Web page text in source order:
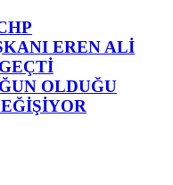
EREN ALİ
OLDUĞU